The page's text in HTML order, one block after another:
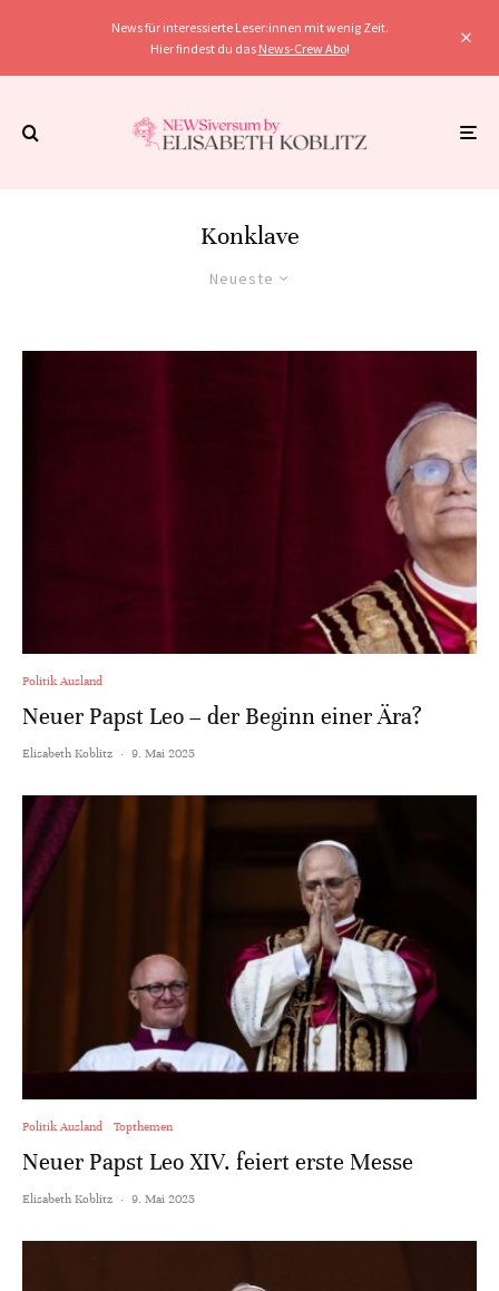
News für interessierte Leser:innen mit wenig Zeit.
Hier findest du das News-Crew Abo!
Konklave
Neueste
Politik Ausland
Neuer Papst Leo – der Beginn einer Ära?
Elisabeth Koblitz · 9. Mai 2025
Politik Ausland Topthemen
Neuer Papst Leo XIV. feiert erste Messe
Elisabeth Koblitz · 9. Mai 2025